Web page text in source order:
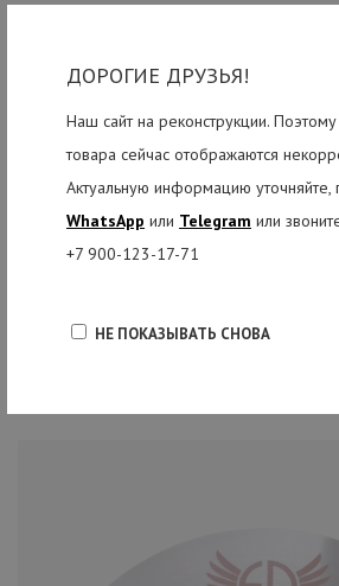
ДОРОГИЕ ДРУЗЬЯ!
Наш сайт на реконструкции.
товара сейчас отображаются
Актуальную информацию уточняйте,
WhatsApp или Telegram или
+7 900-123-17-71
НЕ ПОКАЗЫВАТЬ СНОВА
Более семи лет успешного опыта
качество и звучание, уровень которого не
аналогам. Значительно более низкая цена
тарелкам успешно конкурировать с
брендами.